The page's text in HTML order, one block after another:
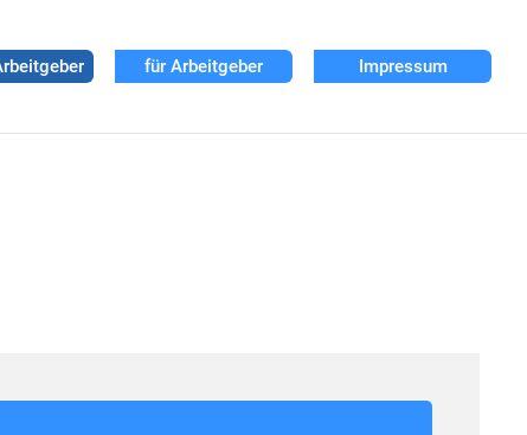
für Arbeitgeber Impressum